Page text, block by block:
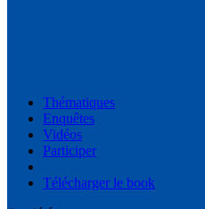
Thématiques
Enquêtes
Vidéos
Participer
Télécharger le book